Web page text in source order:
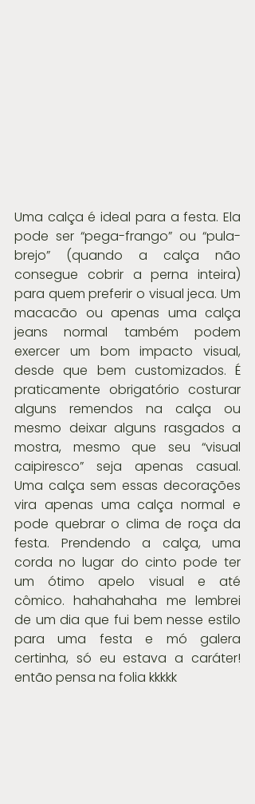
Uma calça é ideal para a festa. Ela
pode ser “pega-frango” ou “pula-
brejo” (quando a calça não
consegue cobrir a perna inteira)
para quem preferir o visual jeca. Um
macacão ou apenas uma calça
jeans normal também podem
exercer um bom impacto visual,
desde que bem customizados. É
praticamente obrigatório costurar
alguns remendos na calça ou
mesmo deixar alguns rasgados a
mostra, mesmo que seu “visual
caipiresco” seja apenas casual.
Uma calça sem essas decorações
vira apenas uma calça normal e
pode quebrar o clima de roça da
festa. Prendendo a calça, uma
corda no lugar do cinto pode ter
um ótimo apelo visual e até
cômico. hahahahaha me lembrei
de um dia que fui bem nesse estilo
para uma festa e mó galera
certinha, só eu estava a caráter!
então pensa na folia kkkkk